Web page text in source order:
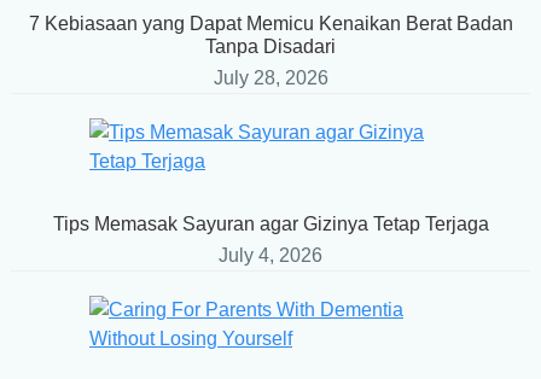
7 Kebiasaan yang Dapat Memicu Kenaikan Berat Badan
Tanpa Disadari
July 28, 2026
Tips Memasak Sayuran agar Gizinya Tetap Terjaga
July 4, 2026